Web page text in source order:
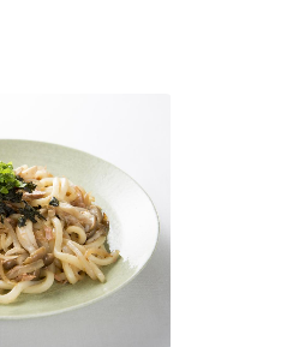
の素 米飯用調味液
おいしさと健康への
取り組み
ミツカンの研究成果と
おいしさと健康に役立
つ情報をご紹介しま